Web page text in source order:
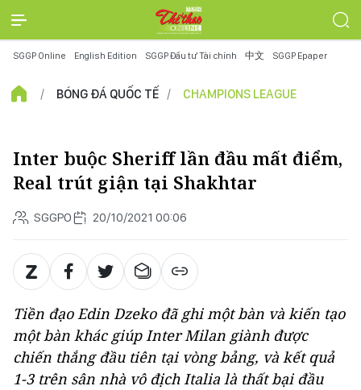
SGGP Online English Edition SGGP Đầu tư Tài chính 中文 SGGP Epaper
BÓNG ĐÁ QUỐC TẾ CHAMPIONS LEAGUE
Inter buộc Sheriff lần đầu mất điểm,
Real trút giận tại Shakhtar
SGGPO 20/10/2021 00:06
Tiền đạo Edin Dzeko đã ghi một bàn và kiến tạo
một bàn khác giúp Inter Milan giành được
chiến thắng đầu tiên tại vòng bảng, và kết quả
1-3 trên sân nhà vô địch Italia là thất bại đầu